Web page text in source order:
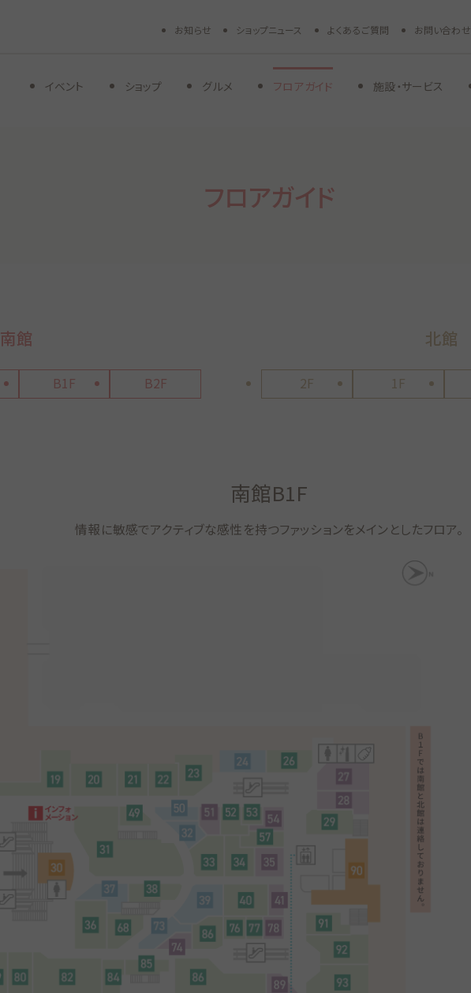
お知らせ ショップニュース よくあるご質問 お問い合わせ
イベント ショップ グルメ フロアガイド 施設・サービス
フロアガイド
南館
B1F B2F
北館
2F 1F
南館B1F
情報に敏感でアクティブな感性を持つファッションをメインとしたフロア。